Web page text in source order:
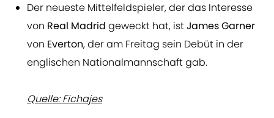
Der neueste Mittelfeldspieler, der das Interesse
von Real Madrid geweckt hat, istJamesGarner
von Everton, der am Freitag sein Debüt in der
englischen Nationalmannschaft gab.
Quelle: Fichajes